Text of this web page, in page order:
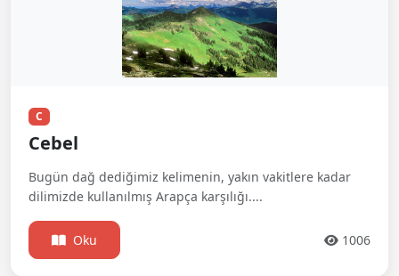
C
Cebel
Bugün dağ dediğimiz kelimenin, yakın vakitlere kadar
dilimizde kullanılmış Arapça karşılığı....
Oku 1006